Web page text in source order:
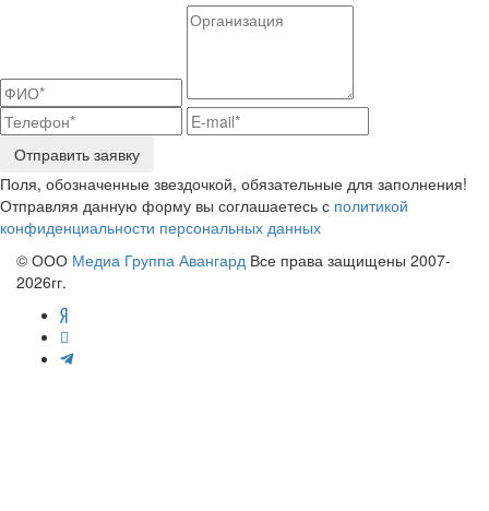
Отправить заявку
Поля, обозначенные звездочкой, обязательные для заполнения!
Отправляя данную форму вы соглашаетесь с политикой
конфиденциальности персональных данных
© ООО Медиа Группа Авангард Все права защищены 2007-
2026гг.